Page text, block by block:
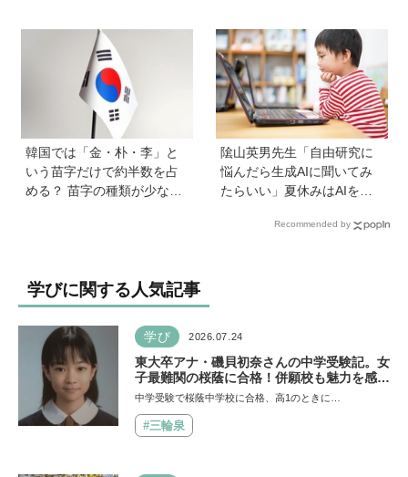
へ！【高校生以下無料】
教育チャンネルなど、家庭
で使うポイントとは？
韓国では「金・朴・李」と
いう苗字だけで約半数を占
める？ 苗字の種類が少ない
隂山英男先生「自由研究に
悩んだら生成AIに聞いてみ
たらいい」夏休みはAIを活
今しかできないことをして
Recommended by
学びに関する人気記事
学び 2026.07.24
東大卒アナ・磯貝初奈さんの中学受験記。女
子最難関の桜蔭に合格！併願校も魅力を感じ
た渋渋に。母親の声かけは「睡眠が何より大
中学受験で桜蔭中学校に合格、高1のときに…
#三輪泉